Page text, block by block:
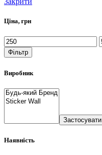
Ціна, грн
Фільтр
Виробник
Застосувати
Наявність